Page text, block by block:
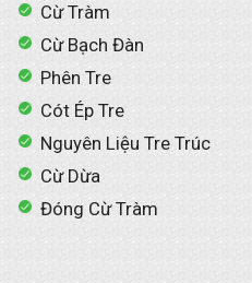
Cừ Tràm
Cừ Bạch Đàn
Phên Tre
Cót Ép Tre
Nguyên Liệu Tre Trúc
Cừ Dừa
Đóng Cừ Tràm